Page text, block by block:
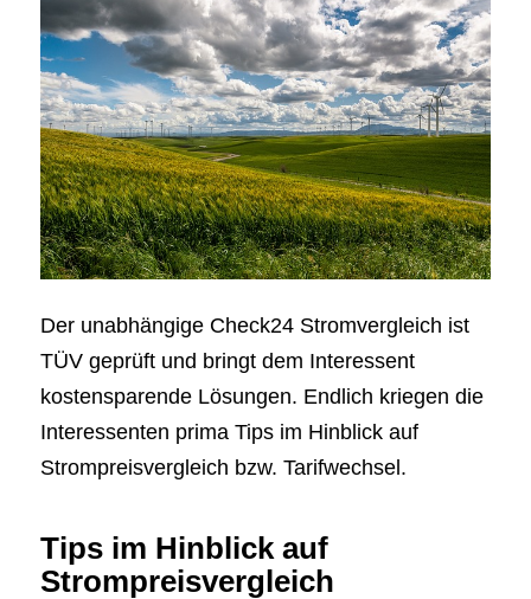
Der unabhängige Check24 Stromvergleich ist
TÜV geprüft und bringt dem Interessent
kostensparende Lösungen. Endlich kriegen die
Interessenten prima Tips im Hinblick auf
Strompreisvergleich bzw. Tarifwechsel.
Tips im Hinblick auf
Strompreisvergleich